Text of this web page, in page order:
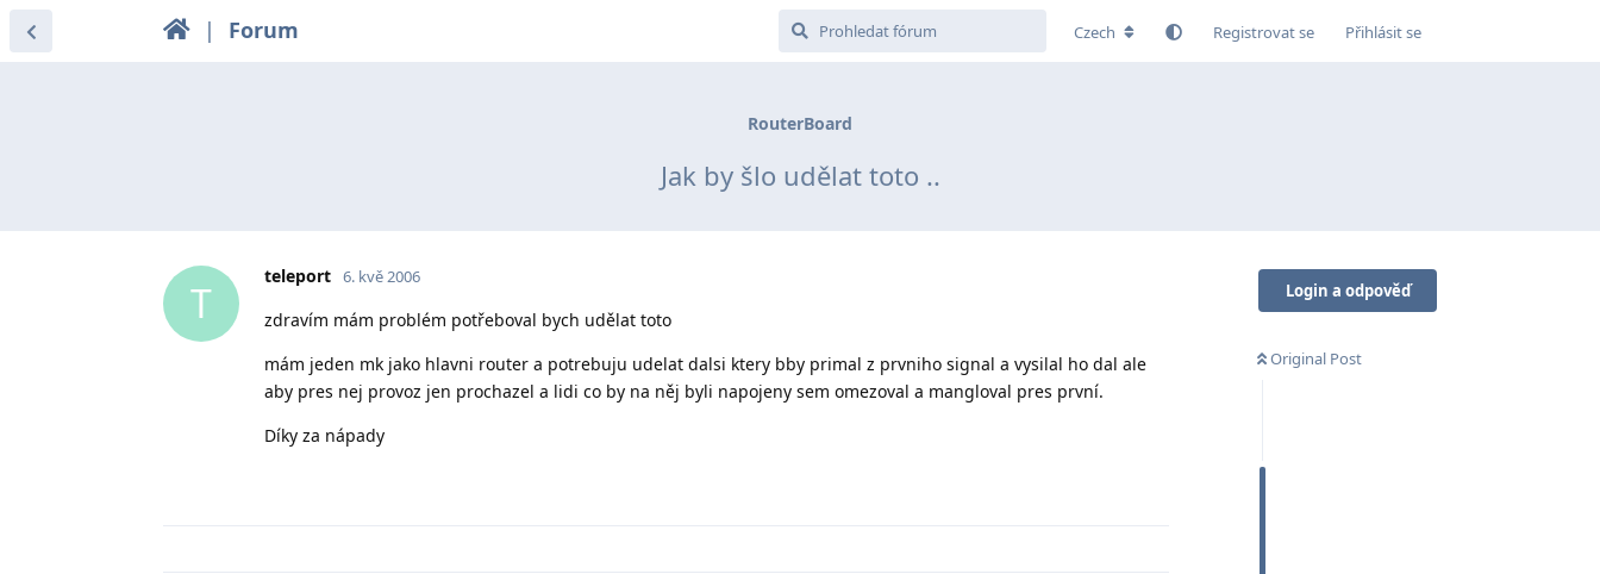
| Forum Czech Registrovat se Přihlásit se
RouterBoard
Jak by šlo udělat toto ..
Login a odpověď
Original Post
T
teleport 6. kvě 2006
zdravím mám problém potřeboval bych udělat toto
mám jeden mk jako hlavni router a potrebuju udelat dalsi ktery bby primal z prvniho signal a vysilal ho dal ale
aby pres nej provoz jen prochazel a lidi co by na něj byli napojeny sem omezoval a mangloval pres první.
Díky za nápady